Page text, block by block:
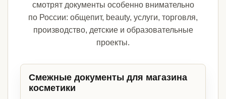
смотрят документы особенно внимательно
по России: общепит, beauty, услуги, торговля,
производство, детские и образовательные
проекты.
Смежные документы для магазина
косметики